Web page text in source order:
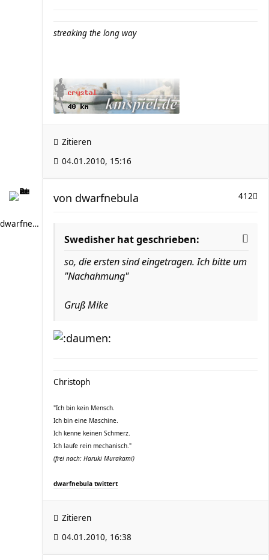
streaking the long way
Zitieren
04.01.2010, 15:16
dwarfnebula
412
von dwarfnebula
Swedisher hat geschrieben:
so, die ersten sind eingetragen. Ich bitte um
"Nachahmung"
Gruß Mike
Christoph
"Ich bin kein Mensch.
Ich bin eine Maschine.
Ich kenne keinen Schmerz.
Ich laufe rein mechanisch."
(frei nach: Haruki Murakami)
dwarfnebula twittert
Zitieren
04.01.2010, 16:38